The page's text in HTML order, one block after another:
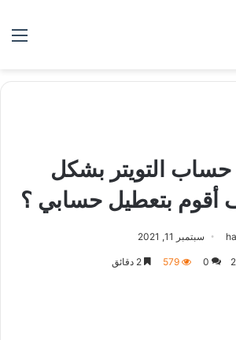
التويتر بشكل
بتعطيل حسابي ؟
سبتمبر 11, 2021
0
579